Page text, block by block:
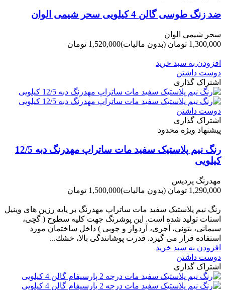
ضد زنگ طوسی گالن 4 کیلویی سحر شیمی الوان
سحر شیمی الوان
1,300,000 تومان
(بدون مالیات)1,520,000 تومان
افزودن به سبد خرید
دوست داشتن
اشتراک گذاری
دوست داشتن
اشتراک گذاری
پیشنهاد ویژه محدود
رنگ نیم پلاستیک سفید مات ساتراپ مهدرنگ دبه 12/5
کیلویی
مهدرنگ پردیس
1,290,000 تومان
(بدون مالیات)1,500,000 تومان
رنگ نیم پلاستیک سفید مات ساتراپ مهدرنگ بر پایه رزین های وینیل
استات تولید شده است. این پوشرنگ جهت کلیه سطوح ( گچی،
سیمانی، بتوني، آجری، آردواز و چوبی ) داخل ساختمان مورد
استفاده قرار می گیرد. قدرت پوشانندگی بالا، خشك...
افزودن به سبد خرید
دوست داشتن
اشتراک گذاری